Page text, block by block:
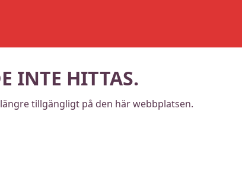
INTE HITTAS.
tillgängligt på den här webbplatsen.